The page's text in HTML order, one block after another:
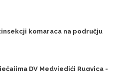
komaraca na području
DV Medvjedići Rugvica -